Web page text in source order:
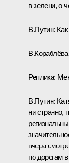
в зелени, о
В.Путин:
В.Кораблёва:
Реплика:
В.Путин:
ни странно,
вчера
по дорогам